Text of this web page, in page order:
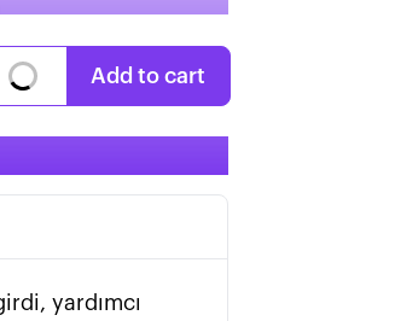
Add to cart
yardımcı